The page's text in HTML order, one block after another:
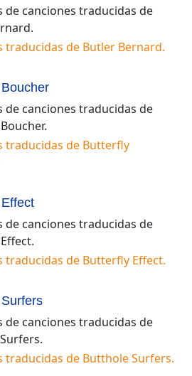
de canciones traducidas de
.
traducidas de Butler Bernard.
de canciones traducidas de
.
traducidas de Butterfly
de canciones traducidas de
.
traducidas de Butterfly Effect.
de canciones traducidas de
.
traducidas de Butthole Surfers.